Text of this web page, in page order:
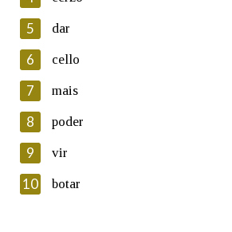
Lin e acepto as condicións da
Introduce o código que aparece na
Texto de verificación
5 dar
6 cello
7 mais
8 poder
9 vir
10 botar